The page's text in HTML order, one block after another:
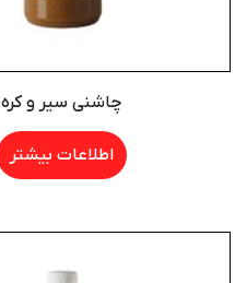
چاشنی سیر و کره
اطلاعات بیشتر